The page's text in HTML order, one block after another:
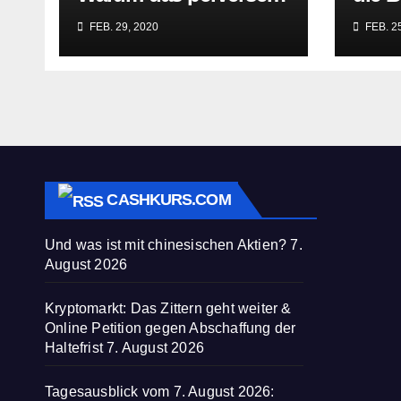
Lügengebäude der
Sozialisten in sich
zusammenbricht!
FEB. 29, 2020 FEB.
CASHKURS.COM
Und was ist mit chinesischen Aktien? 7.
August 2026
Kryptomarkt: Das Zittern geht weiter &
Online Petition gegen Abschaffung der
Haltefrist 7. August 2026
Tagesausblick vom 7. August 2026: